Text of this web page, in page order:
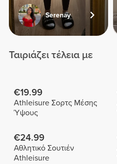
Serenay
Ταιριάζει τέλεια με
€19.99
Athleisure Σορτς Μέσης
Ύψους
€24.99
Αθλητικό Σουτιέν
Athleisure